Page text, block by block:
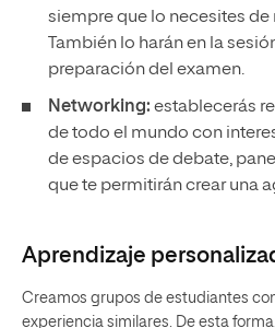
siempre que lo necesites
También lo harán en la
preparación del examen.
Networking: establecerás
de todo el mundo con
de espacios de debate,
que te permitirán crear una
Aprendizaje
Creamos grupos de estudiantes
experiencia similares. De esta